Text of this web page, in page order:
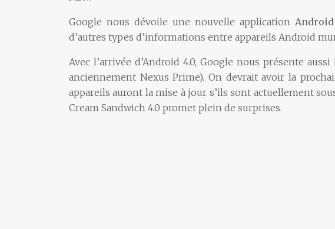
Google nous dévoile une nouvelle application
d’autres types d’informations entre appareils Android
Avec l’arrivée d’Android 4.0, Google nous présente
anciennement Nexus Prime). On devrait avoir la
appareils auront la mise à jour s’ils sont actuellement
Cream Sandwich 4.0 promet plein de surprises.